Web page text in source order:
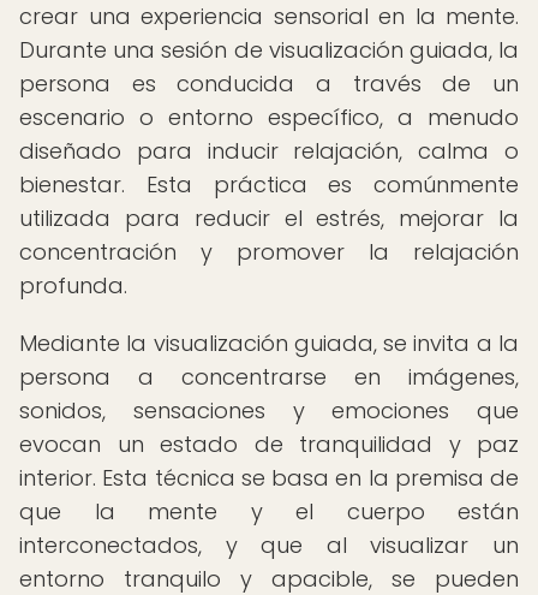
crear una experiencia sensorial en la mente.
Durante una sesión de visualización guiada, la
persona es conducida a través de un
escenario o entorno específico, a menudo
diseñado para inducir relajación, calma o
bienestar. Esta práctica es comúnmente
utilizada para reducir el estrés, mejorar la
concentración y promover la relajación
profunda.
Mediante la visualización guiada, se invita a la
persona a concentrarse en imágenes,
sonidos, sensaciones y emociones que
evocan un estado de tranquilidad y paz
interior. Esta técnica se basa en la premisa de
que la mente y el cuerpo están
interconectados, y que al visualizar un
entorno tranquilo y apacible, se pueden